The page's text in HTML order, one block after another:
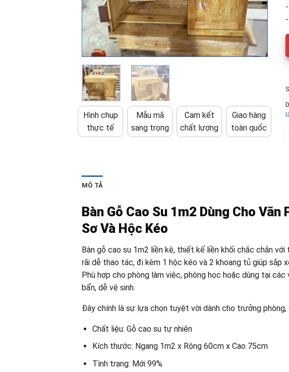
Hình chụp
thực tế
Mẫu mã
sang trọng
Cam kết
chất lượng
Giao hàng
toàn quốc
MÔ TẢ
Bàn Gỗ Cao Su 1m2 Dùng Cho
Sơ Và Hộc Kéo
Bàn gỗ cao su 1m2 liền kệ, thiết kế liền khối chắc chắn
rãi dễ thao tác, đi kèm 1 hộc kéo và 2 khoang tủ giúp sắp
Phù hợp cho phòng làm việc, phòng học hoặc dùng tại
bẩn, dễ vệ sinh.
Đây chính là sự lựa chọn tuyệt vời dành cho trưởng
Chất liệu: Gỗ cao su tự nhiên
Kích thước: Ngang 1m2 x Rộng 60cm x Cao 75cm
Tình trạng: Mới 99%